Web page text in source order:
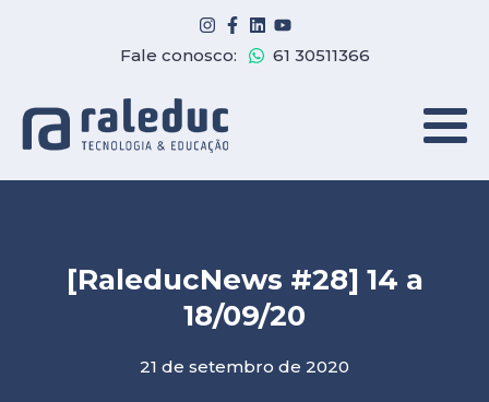
Fale conosco: 61 30511366
[RaleducNews #28] 14 a
18/09/20
21 de setembro de 2020